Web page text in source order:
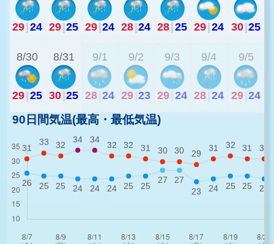
29|24 29|25 29|24 28|24 28|25 29|24 30|25
8/30
29|25
8/31
30|25
9/1
28 24
9/2
29 23
9/3
29 24
9/4
28 24
9/5
29 24
90日間気温(最高・最低気温)